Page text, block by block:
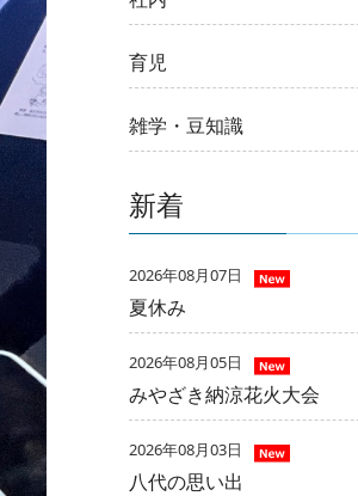
育児
雑学・豆知識
新着
2026年08月07日
夏休み
2026年08月05日
みやざき納涼花火大会
2026年08月03日
八代の思い出